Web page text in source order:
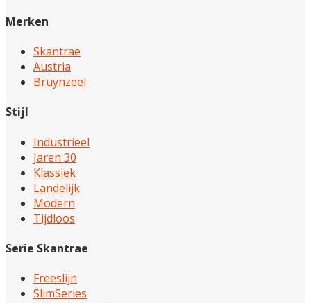
Merken
Skantrae
Austria
Bruynzeel
Stijl
Industrieel
Jaren 30
Klassiek
Landelijk
Modern
Tijdloos
Serie Skantrae
Freeslijn
SlimSeries